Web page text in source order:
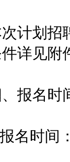
划招聘
详见附
名时
时间：